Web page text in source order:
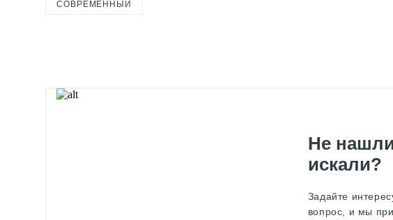
СОВРЕМЕННЫЙ
Не
искали?
Задайте
вопрос, и мы